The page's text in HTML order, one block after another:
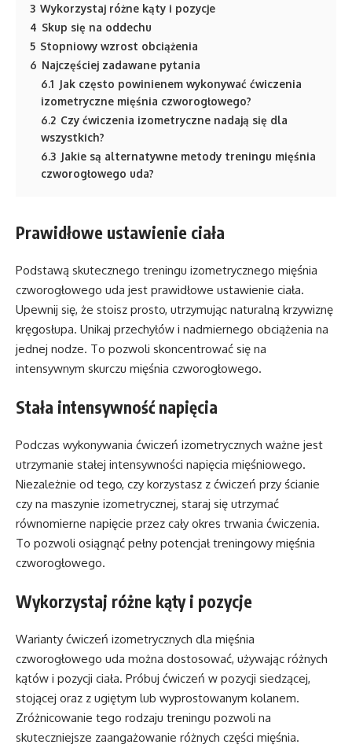
3 Wykorzystaj różne kąty i pozycje
4 Skup się na oddechu
5 Stopniowy wzrost obciążenia
6 Najczęściej zadawane pytania
6.1 Jak często powinienem wykonywać ćwiczenia
izometryczne mięśnia czworogłowego?
6.2 Czy ćwiczenia izometryczne nadają się dla
wszystkich?
6.3 Jakie są alternatywne metody treningu mięśnia
czworogłowego uda?
Prawidłowe ustawienie ciała
Podstawą skutecznego treningu izometrycznego mięśnia
czworogłowego uda jest prawidłowe ustawienie ciała.
Upewnij się, że stoisz prosto, utrzymując naturalną krzywiznę
kręgosłupa. Unikaj przechyłów i nadmiernego obciążenia na
jednej nodze. To pozwoli skoncentrować się na
intensywnym skurczu mięśnia czworogłowego.
Stała intensywność napięcia
Podczas wykonywania ćwiczeń izometrycznych ważne jest
utrzymanie stałej intensywności napięcia mięśniowego.
Niezależnie od tego, czy korzystasz z ćwiczeń przy ścianie
czy na maszynie izometrycznej, staraj się utrzymać
równomierne napięcie przez cały okres trwania ćwiczenia.
To pozwoli osiągnąć pełny potencjał treningowy mięśnia
czworogłowego.
Wykorzystaj różne kąty i pozycje
Warianty ćwiczeń izometrycznych dla mięśnia
czworogłowego uda można dostosować, używając różnych
kątów i pozycji ciała. Próbuj ćwiczeń w pozycji siedzącej,
stojącej oraz z ugiętym lub wyprostowanym kolanem.
Zróżnicowanie tego rodzaju treningu pozwoli na
skuteczniejsze zaangażowanie różnych części mięśnia.